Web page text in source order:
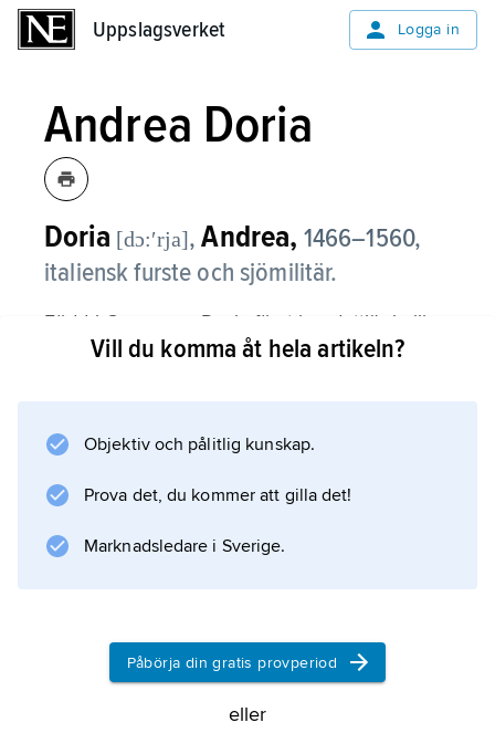
Uppslagsverket Logga in
Andrea Doria
Doria [dɔ:ʹrja],Andrea, 1466–1560,
italiensk furste och sjömilitär.
Född i Genua var Doria först kondottiär i olika
furstars tjänst i strider till lands både mot och
Vill du komma åt hela artikeln?
Objektiv och pålitlig kunskap.
Prova det, du kommer att gilla det!
Marknadsledare i Sverige.
Påbörja din gratis provperiod
eller